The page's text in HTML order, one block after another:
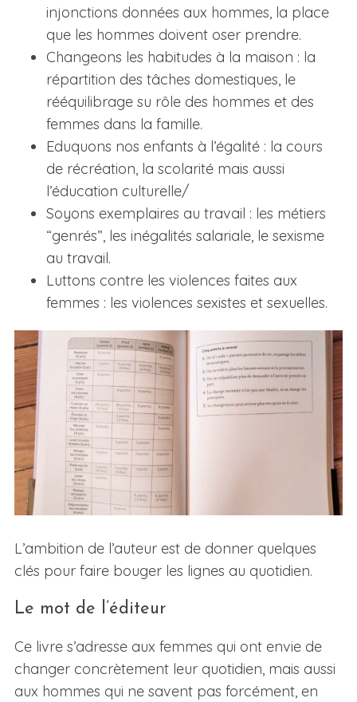
injonctions données aux hommes, la place
que les hommes doivent oser prendre.
Changeons les habitudes à la maison : la
répartition des tâches domestiques, le
rééquilibrage su rôle des hommes et des
femmes dans la famille.
Eduquons nos enfants à l’égalité : la cours
de récréation, la scolarité mais aussi
l’éducation culturelle/
Soyons exemplaires au travail : les métiers
“genrés”, les inégalités salariale, le sexisme
au travail.
Luttons contre les violences faites aux
femmes : les violences sexistes et sexuelles.
L’ambition de l’auteur est de donner quelques
clés pour faire bouger les lignes au quotidien.
Le mot de l’éditeur
Ce livre s’adresse aux femmes qui ont envie de
changer concrètement leur quotidien, mais aussi
aux hommes qui ne savent pas forcément, en